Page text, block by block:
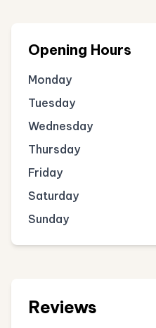
Opening Hours
Monday
Tuesday
Wednesday
Thursday
Friday
Saturday
Sunday
Reviews